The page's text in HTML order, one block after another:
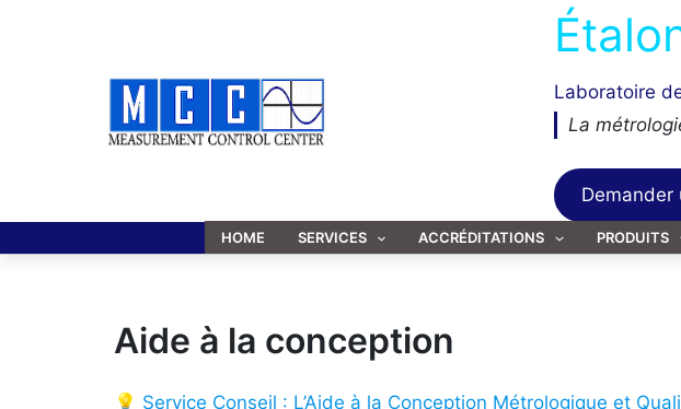
Laboratoire
La
Demander
HOME SERVICES ACCRÉDITATIONS PRODUITS
Aide à la conception
💡 Service Conseil : L’Aide à la Conception Métrologique et